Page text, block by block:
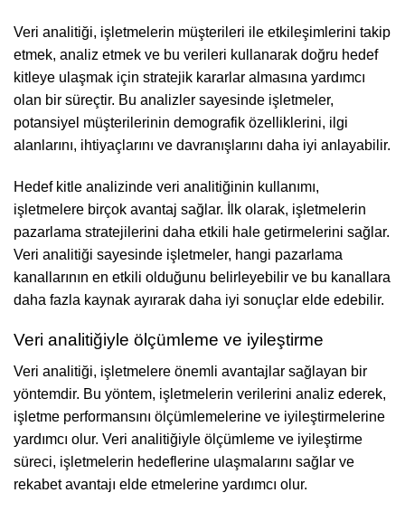
Veri analitiği, işletmelerin müşterileri ile etkileşimlerini takip
etmek, analiz etmek ve bu verileri kullanarak doğru hedef
kitleye ulaşmak için stratejik kararlar almasına yardımcı
olan bir süreçtir. Bu analizler sayesinde işletmeler,
potansiyel müşterilerinin demografik özelliklerini, ilgi
alanlarını, ihtiyaçlarını ve davranışlarını daha iyi anlayabilir.
Hedef kitle analizinde veri analitiğinin kullanımı,
işletmelere birçok avantaj sağlar. İlk olarak, işletmelerin
pazarlama stratejilerini daha etkili hale getirmelerini sağlar.
Veri analitiği sayesinde işletmeler, hangi pazarlama
kanallarının en etkili olduğunu belirleyebilir ve bu kanallara
daha fazla kaynak ayırarak daha iyi sonuçlar elde edebilir.
Veri analitiğiyle ölçümleme ve iyileştirme
Veri analitiği, işletmelere önemli avantajlar sağlayan bir
yöntemdir. Bu yöntem, işletmelerin verilerini analiz ederek,
işletme performansını ölçümlemelerine ve iyileştirmelerine
yardımcı olur. Veri analitiğiyle ölçümleme ve iyileştirme
süreci, işletmelerin hedeflerine ulaşmalarını sağlar ve
rekabet avantajı elde etmelerine yardımcı olur.